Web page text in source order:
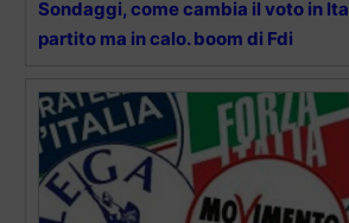
Sondaggi, come cambia il voto in
partito ma in calo. boom di Fdi